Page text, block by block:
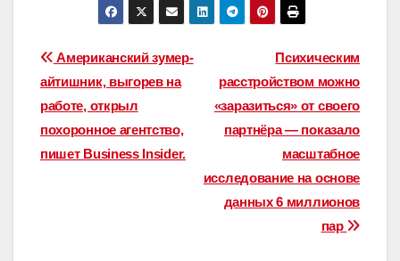
Навигация
по
записям
Психическим
расстройством можно
«заразиться» от своего
партнёра — показало
масштабное
исследование на основе
данных 6 миллионов
пар
Американский зумер-
айтишник, выгорев на
работе, открыл
похоронное агентство,
пишет Business Insider.